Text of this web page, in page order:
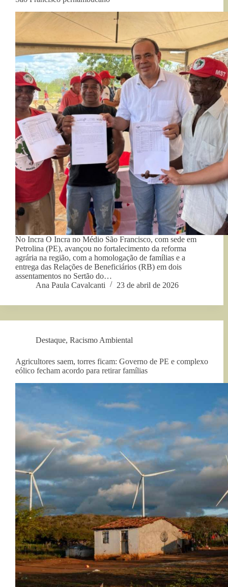
No Incra O Incra no Médio São Francisco, com sede em
Petrolina (PE), avançou no fortalecimento da reforma
agrária na região, com a homologação de famílias e a
entrega das Relações de Beneficiários (RB) em dois
assentamentos no Sertão do…
Ana Paula Cavalcanti
23 de abril de 2026
Destaque, Racismo Ambiental
Agricultores saem, torres ficam: Governo de PE e complexo
eólico fecham acordo para retirar famílias